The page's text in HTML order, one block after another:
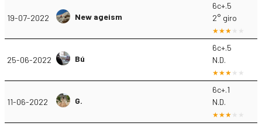
19-07-2022 New ageism
6c+.5
2° giro
25-06-2022 Bú
6c+.5
N.D.
11-06-2022 G.
6c+.1
N.D.